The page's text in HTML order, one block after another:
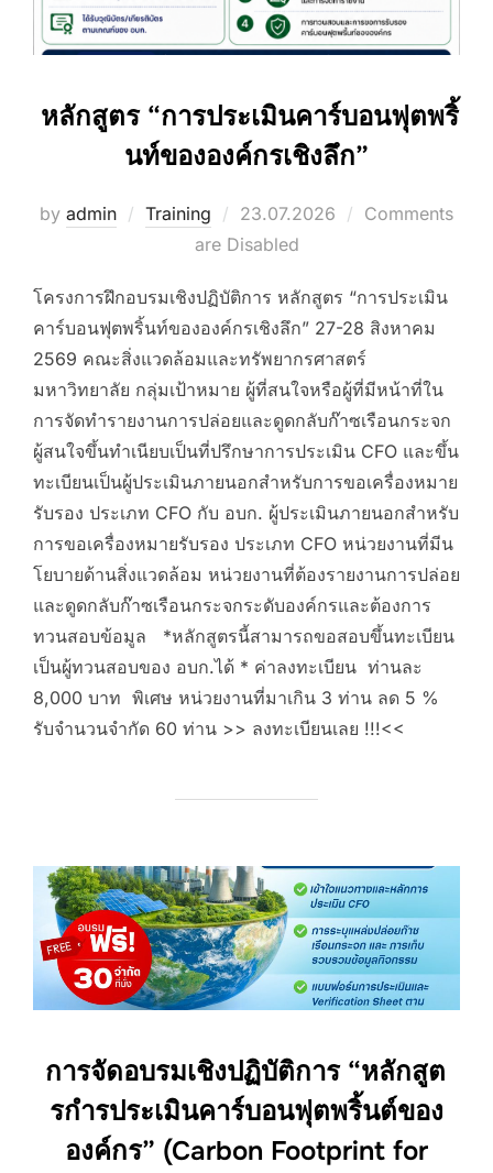
หลักสูตร “การประเมินคาร์บอนฟุตพริ้
นท์ขององค์กรเชิงลึก”
by admin Training
Posted
on
23.07.2026
Comments
are Disabled
โครงการฝึกอบรมเชิงปฏิบัติการ หลักสูตร “การประเมิน
คาร์บอนฟุตพริ้นท์ขององค์กรเชิงลึก” 27-28 สิงหาคม
2569 คณะสิ่งแวดล้อมและทรัพยากรศาสตร์
มหาวิทยาลัย กลุ่มเป้าหมาย ผู้ที่สนใจหรือผู้ที่มีหน้าที่ใน
การจัดทำรายงานการปล่อยและดูดกลับก๊าซเรือนกระจก
ผู้สนใจขึ้นทำเนียบเป็นที่ปรึกษาการประเมิน CFO และขึ้น
ทะเบียนเป็นผู้ประเมินภายนอกสำหรับการขอเครื่องหมาย
รับรอง ประเภท CFO กับ อบก. ผู้ประเมินภายนอกสำหรับ
การขอเครื่องหมายรับรอง ประเภท CFO หน่วยงานที่มีน
โยบายด้านสิ่งแวดล้อม หน่วยงานที่ต้องรายงานการปล่อย
และดูดกลับก๊าซเรือนกระจกระดับองค์กรและต้องการ
ทวนสอบข้อมูล *หลักสูตรนี้สามารถขอสอบขึ้นทะเบียน
เป็นผู้ทวนสอบของ อบก.ได้ * ค่าลงทะเบียน ท่านละ
8,000 บาท พิเศษ หน่วยงานที่มาเกิน 3 ท่าน ลด 5 %
รับจำนวนจำกัด 60 ท่าน >> ลงทะเบียนเลย !!!<<
การจัดอบรมเชิงปฏิบัติการ “หลักสูต
รกำรประเมินคาร์บอนฟุตพริ้นต์ของ
องค์กร” (Carbon Footprint for